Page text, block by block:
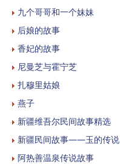
九个哥哥和一个妹妹
后娘的故事
香妃的故事
尼曼芝与霍宁芝
扎穆里姑娘
燕子
新疆维吾尔民间故事精选
新疆民间故事——玉的传说
阿热善温泉传说故事